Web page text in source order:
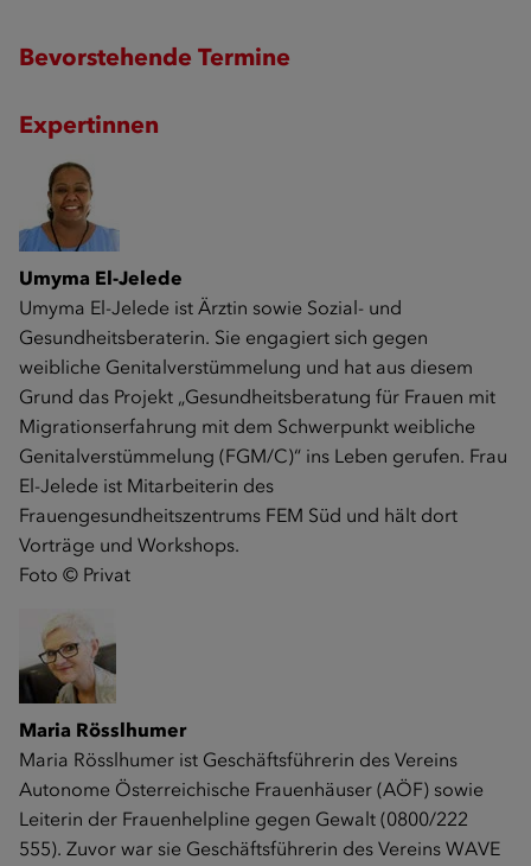
Bevorstehende Termine
Expertinnen
Umyma El-Jelede
Umyma El-Jelede ist Ärztin sowie Sozial- und
Gesundheitsberaterin. Sie engagiert sich gegen
weibliche Genitalverstümmelung und hat aus diesem
Grund das Projekt „Gesundheitsberatung für Frauen mit
Migrationserfahrung mit dem Schwerpunkt weibliche
Genitalverstümmelung (FGM/C)“ ins Leben gerufen. Frau
El-Jelede ist Mitarbeiterin des
Frauengesundheitszentrums FEM Süd und hält dort
Vorträge und Workshops.
Foto © Privat
Maria Rösslhumer
Maria Rösslhumer ist Geschäftsführerin des Vereins
Autonome Österreichische Frauenhäuser (AÖF) sowie
Leiterin der Frauenhelpline gegen Gewalt (0800/222
555). Zuvor war sie Geschäftsführerin des Vereins WAVE